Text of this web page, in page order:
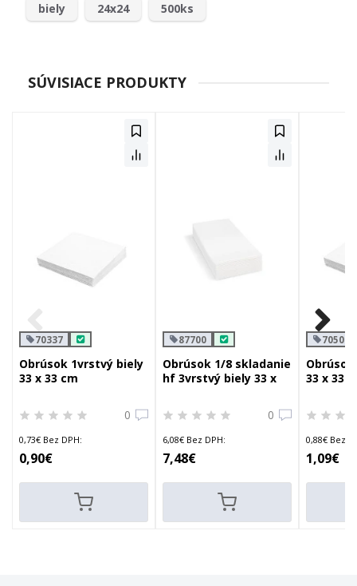
biely
24x24 500ks
SÚVISIACE PRODUKTY
70337
Obrúsok 1vrstvý biely
33 x 33 cm
0
0,73€ Bez DPH:
0,90€
87700
Obrúsok 1/8 skladanie
hf 3vrstvý biely 33 x
0
6,08€ Bez DPH:
7,48€
70500
33 x 33
0,88€ Bez
1,09€